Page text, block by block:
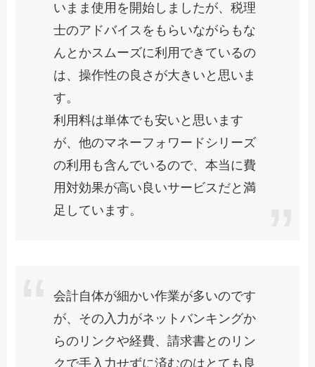
いまま使用を開始しましたが、税理
士のアドバイスをもらいながらもな
んとかスムーズに利用できているの
は、操作性の良さが大きいと思いま
す。
利用料は単体でも安いと思います
が、他のマネーフォワードシリーズ
の利用も含んでいるので、本当に費
用対効果が高い良いサービスだと満
足しています。
会計自体が細かい作業が多いのです
が、その入力がネットバンキングか
らのリンクや経費、請求書とのリン
クで手入力せずに済むのはとても良